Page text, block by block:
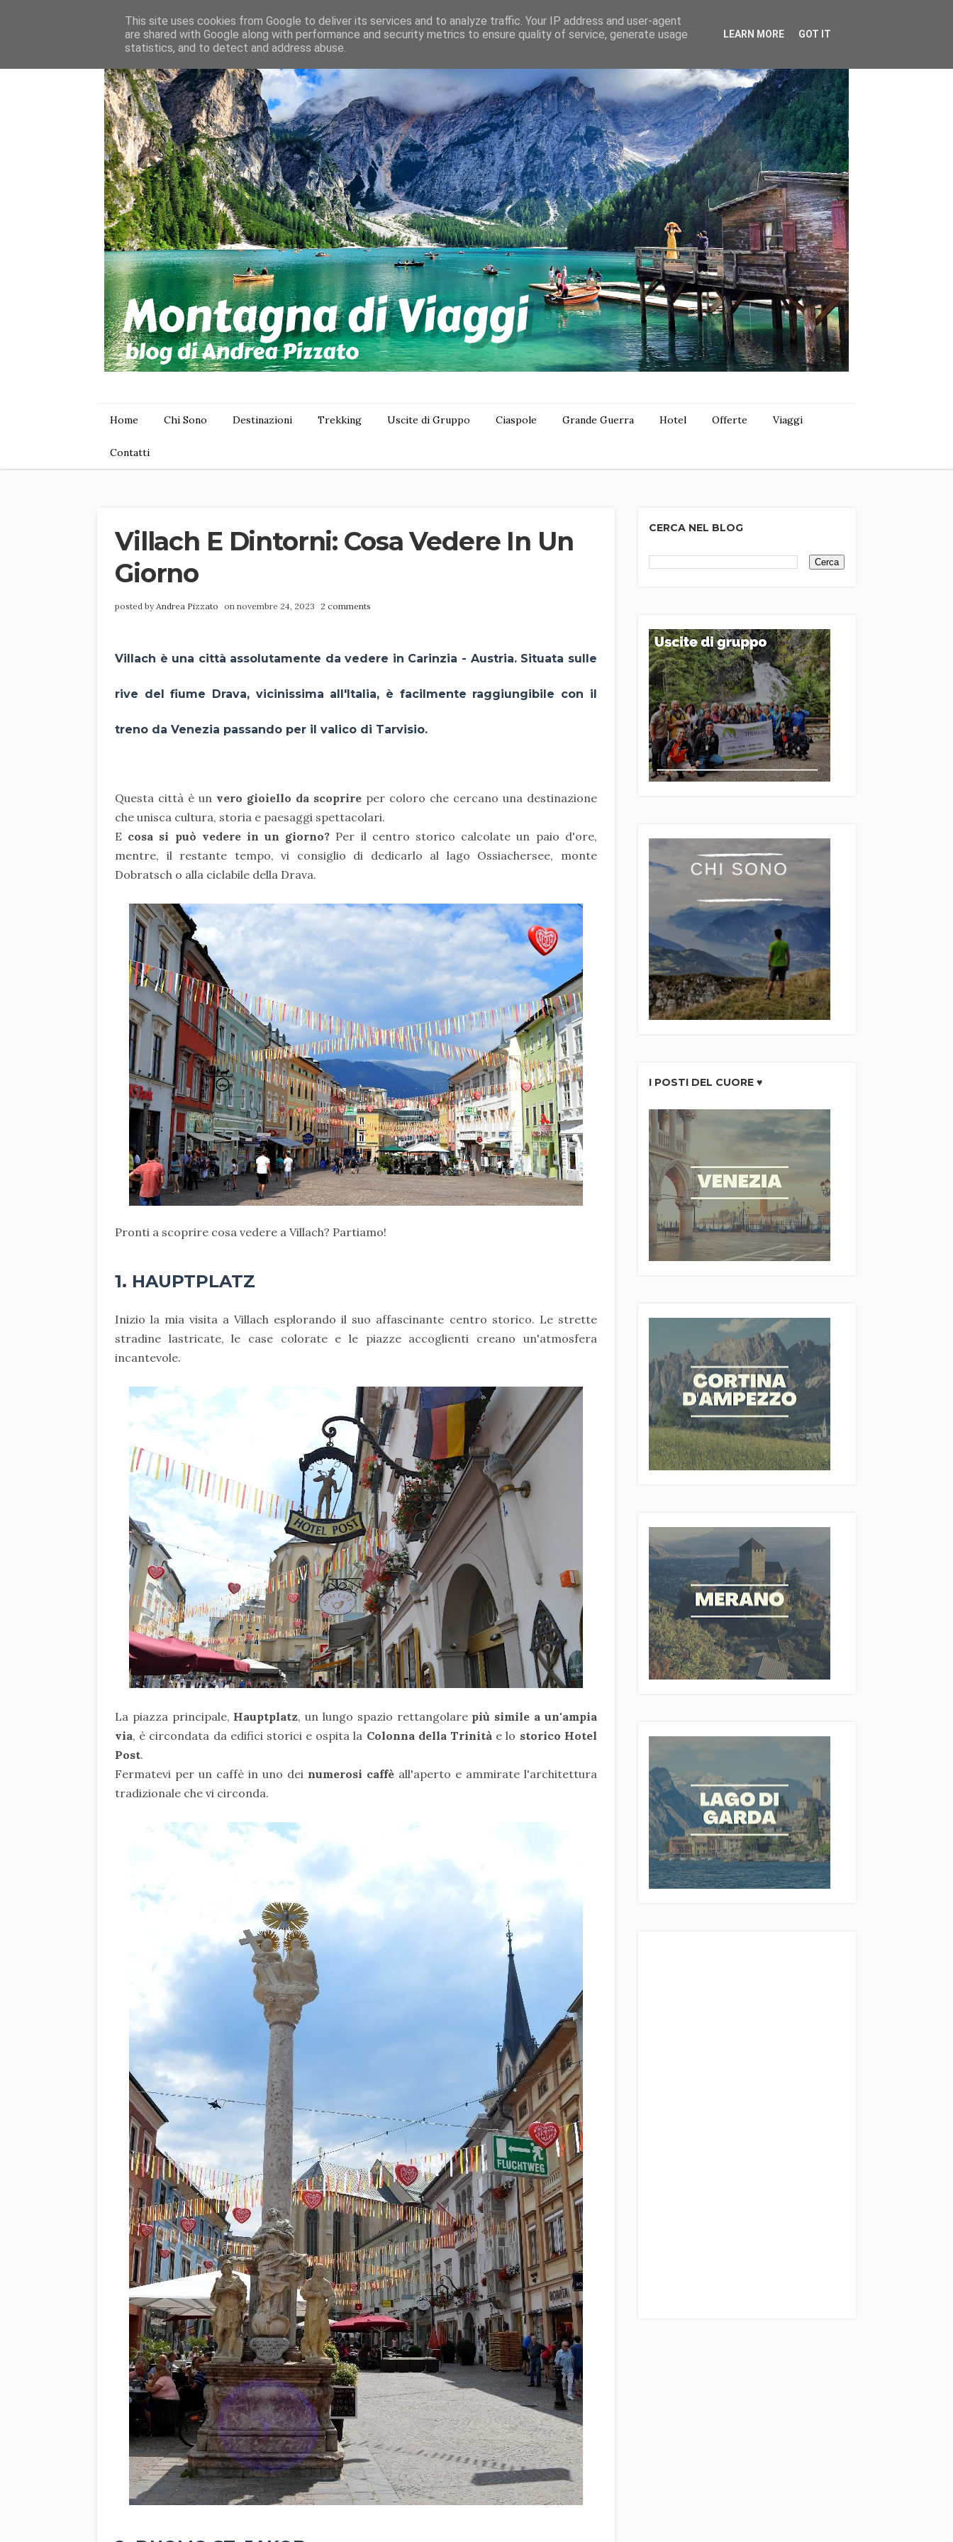
Home Chi Sono Destinazioni Trekking Uscite di Gruppo Ciaspole Grande Guerra Hotel Offerte Viaggi
Contatti
Villach E Dintorni: Cosa Vedere In Un
Giorno
posted byAndrea Pizzato on novembre 24, 2023 2 comments
Villach è una città assolutamente da vedere in Carinzia - Austria. Situata sulle
rive delfiume Drava, vicinissima all'Italia, è facilmente raggiungibile con il
treno da Venezia passando per il valico di Tarvisio.
Questa città è un vero gioiello da scoprireper coloro che cercano una destinazione
che unisca cultura, storia e paesaggi spettacolari.
E cosa si può vedere in un giorno? Per il centro storico calcolate un paio d'ore,
mentre, il restante tempo, vi consiglio di dedicarlo al lago Ossiachersee, monte
Dobratsch o alla ciclabile della Drava.
Pronti a scoprire cosa vedere a Villach? Partiamo!
1. HAUPTPLATZ
Inizio la mia visita a Villach esplorando il suo affascinante centro storico. Le strette
stradine lastricate, le case colorate e le piazze accoglienti creano un'atmosfera
incantevole.
La piazza principale, Hauptplatz, un lungo spazio rettangolare più simile a un'ampia
via, è circondata da edifici storici e ospita la Colonna della Trinitàe lo storico Hotel
Post.
Fermatevi per un caffè in uno dei numerosi caffè all'aperto e ammirate l'architettura
tradizionale che vi circonda.
CERCA NEL BLOG
I POSTI DEL CUORE ♥
This site uses cookies from Google to deliver its services and to analyze traffic. Your IP address and user-agent
are shared with Google along with performance and security metrics to ensure quality of service, generate usage
statistics, and to detect and address abuse.
LEARN MORE GOT IT